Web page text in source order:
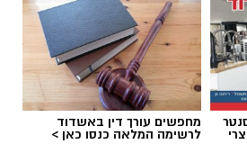
מחפשים עורך דין באשדוד
לרשימה המלאה כנסו כאן >